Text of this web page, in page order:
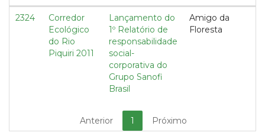
2324
Corredor
Ecológico
do Rio
Piquiri 2011
Lançamento do
1º Relatório de
responsabilidade
social-
corporativa do
Grupo Sanofi
Brasil
Amigo da
Floresta
Anterior 1 Próximo